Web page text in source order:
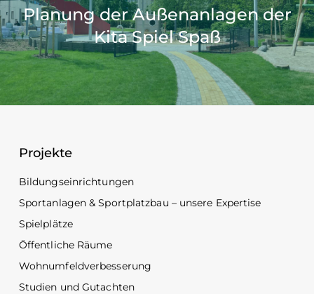
Planung der Außenanlagen der
Kita Spiel Spaß
Projekte
Bildungseinrichtungen
Sportanlagen & Sportplatzbau – unsere Expertise
Spielplätze
Öffentliche Räume
Wohnumfeldverbesserung
Studien und Gutachten